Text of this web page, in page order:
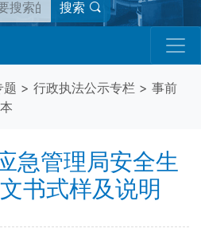
搜索
题 > 行政执法公示专栏 > 事前
急管理局安全生
书式样及说明